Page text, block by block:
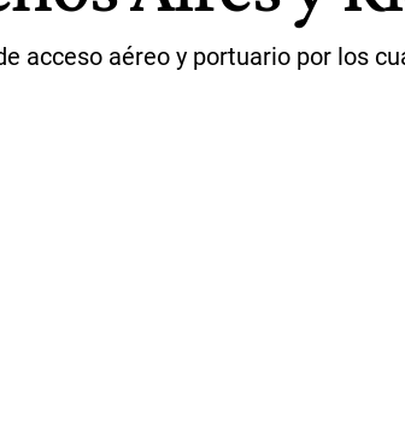
acceso aéreo y portuario por los